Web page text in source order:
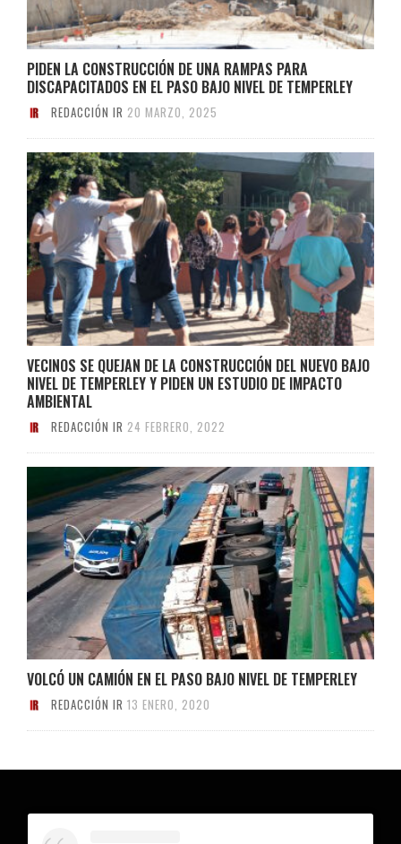
PIDEN LA CONSTRUCCIÓN DE UNA RAMPAS PARA
DISCAPACITADOS EN EL PASO BAJO NIVEL DE TEMPERLEY
REDACCIÓN IR 20 MARZO, 2025
VECINOS SE QUEJAN DE LA CONSTRUCCIÓN DEL NUEVO BAJO
NIVEL DE TEMPERLEY Y PIDEN UN ESTUDIO DE IMPACTO
AMBIENTAL
REDACCIÓN IR 24 FEBRERO, 2022
VOLCÓ UN CAMIÓN EN EL PASO BAJO NIVEL DE TEMPERLEY
REDACCIÓN IR 13 ENERO, 2020